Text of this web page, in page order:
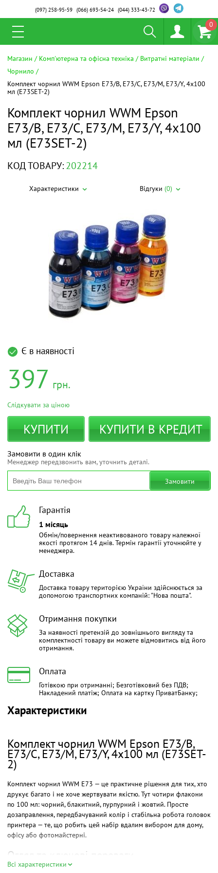
(097)258-95-59 (066)693-54-24 (044)333-43-72
0
Магазин Комп'ютерна та офісна техніка
Витратні матеріали
Чорнило
Комплект чорнил WWM Epson E73/B, E73/C, E73/M, E73/Y, 4x100
мл (E73SET-2)
Комплект чорнил WWM Epson
E73/B, E73/C, E73/M, E73/Y, 4x100
мл (E73SET-2)
КОД ТОВАРУ:202214
Характеристики Відгуки (0)
Є в наявності
397 грн.
Слідкувати за ціною
КУПИТИ КУПИТИ В КРЕДИТ
Замовити в один клік
Менеджер передзвонить вам, уточнить деталі.
Замовити
Гарантія
1 місяць
Обмін/повернення неактивованого товару належної
якості протягом 14 днів. Термін гарантії уточнюйте у
менеджера.
Доставка
Доставка товару територією України здійснюється за
допомогою транспортних компаній: "Нова пошта".
Отримання покупки
За наявності претензій до зовнішнього вигляду та
комплектності товару ви можете відмовитись від його
отримання.
Оплата
Готівкою при отриманні; Безготівковий без ПДВ;
Накладений платіж; Оплата на картку ПриватБанку;
Характеристики
Комплект чорнил WWM Epson E73/B,
E73/C, E73/M, E73/Y, 4x100 мл (E73SET-
2)
Комплект чорнил WWM E73 — це практичне рішення для тих, хто
друкує багато і не хоче жертвувати якістю. Тут чотири флакони
по 100 мл: чорний, блакитний, пурпурний і жовтий. Просте
дозаправлення, передбачуваний колір і стабільна робота головок
принтера — те, що робить цей набір вдалим вибором для дому,
офісу або фотомайстерні.
Огляд та ключові переваги
Цей набір підходить для широкого кола задач: друк текстів,
Всі характеристики